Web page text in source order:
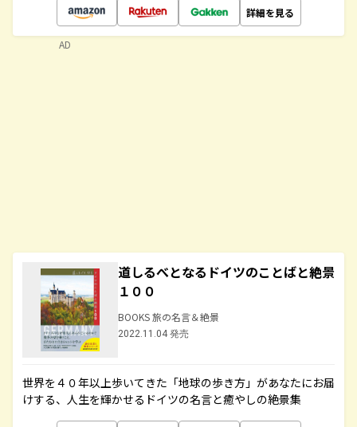
詳細を見る
道しるべとなるドイツのことばと絶景
１００
BOOKS 旅の名言＆絶景
2022.11.04 発売
世界を４０年以上歩いてきた「地球の歩き方」があなたにお届
けする、人生を輝かせるドイツの名言と癒やしの絶景集
AD